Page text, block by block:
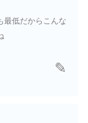
最低だからこんな